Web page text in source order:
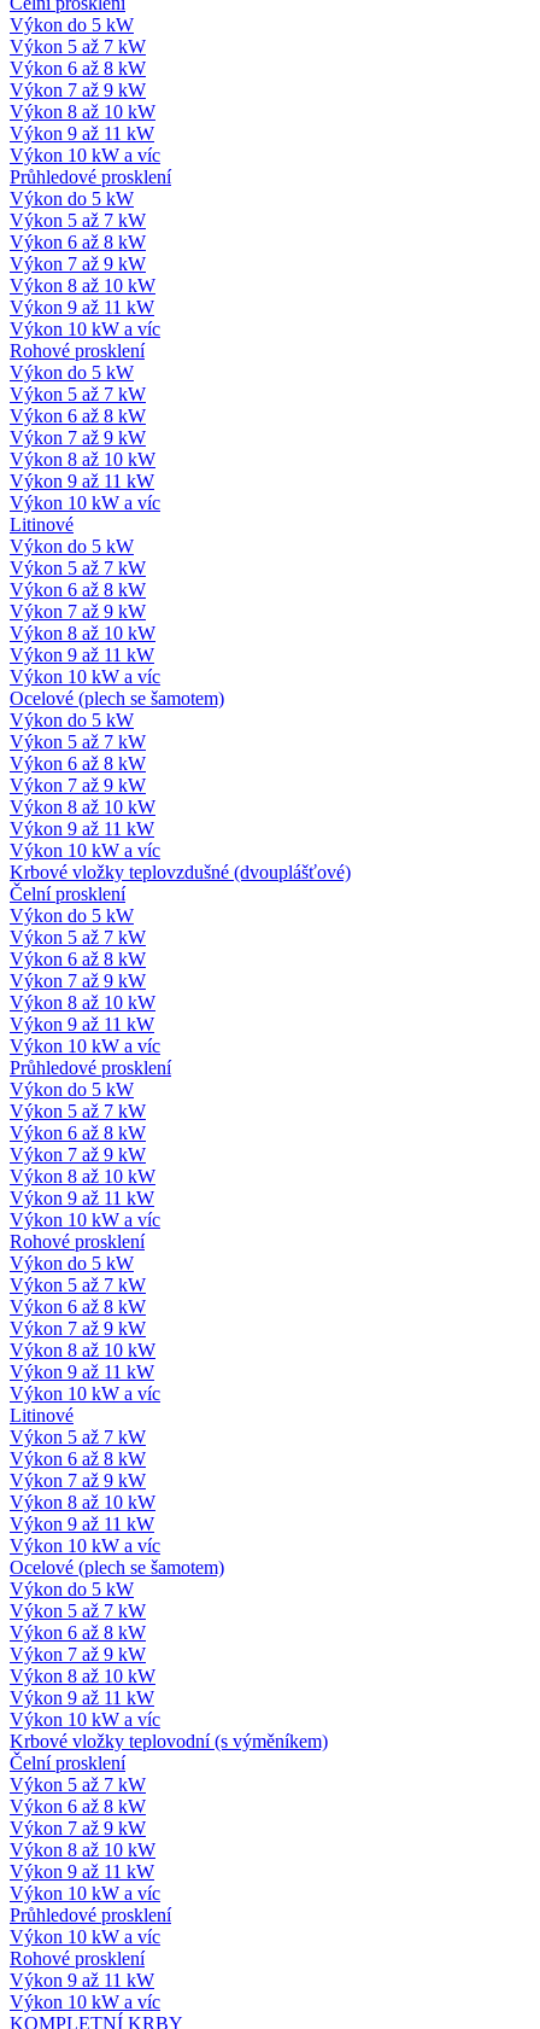
Výkon do 5 kW
Výkon 5 až 7 kW
Výkon 6 až 8 kW
Výkon 7 až 9 kW
Výkon 8 až 10 kW
Výkon 9 až 11 kW
Výkon 10 kW a víc
Průhledové prosklení
Výkon do 5 kW
Výkon 5 až 7 kW
Výkon 6 až 8 kW
Výkon 7 až 9 kW
Výkon 8 až 10 kW
Výkon 9 až 11 kW
Výkon 10 kW a víc
Rohové prosklení
Výkon do 5 kW
Výkon 5 až 7 kW
Výkon 6 až 8 kW
Výkon 7 až 9 kW
Výkon 8 až 10 kW
Výkon 9 až 11 kW
Výkon 10 kW a víc
Litinové
Výkon do 5 kW
Výkon 5 až 7 kW
Výkon 6 až 8 kW
Výkon 7 až 9 kW
Výkon 8 až 10 kW
Výkon 9 až 11 kW
Výkon 10 kW a víc
Ocelové (plech se šamotem)
Výkon do 5 kW
Výkon 5 až 7 kW
Výkon 6 až 8 kW
Výkon 7 až 9 kW
Výkon 8 až 10 kW
Výkon 9 až 11 kW
Výkon 10 kW a víc
Krbové vložky teplovzdušné (dvouplášťové)
Čelní prosklení
Výkon do 5 kW
Výkon 5 až 7 kW
Výkon 6 až 8 kW
Výkon 7 až 9 kW
Výkon 8 až 10 kW
Výkon 9 až 11 kW
Výkon 10 kW a víc
Průhledové prosklení
Výkon do 5 kW
Výkon 5 až 7 kW
Výkon 6 až 8 kW
Výkon 7 až 9 kW
Výkon 8 až 10 kW
Výkon 9 až 11 kW
Výkon 10 kW a víc
Rohové prosklení
Výkon do 5 kW
Výkon 5 až 7 kW
Výkon 6 až 8 kW
Výkon 7 až 9 kW
Výkon 8 až 10 kW
Výkon 9 až 11 kW
Výkon 10 kW a víc
Litinové
Výkon 5 až 7 kW
Výkon 6 až 8 kW
Výkon 7 až 9 kW
Výkon 8 až 10 kW
Výkon 9 až 11 kW
Výkon 10 kW a víc
Ocelové (plech se šamotem)
Výkon do 5 kW
Výkon 5 až 7 kW
Výkon 6 až 8 kW
Výkon 7 až 9 kW
Výkon 8 až 10 kW
Výkon 9 až 11 kW
Výkon 10 kW a víc
Krbové vložky teplovodní (s výměníkem)
Čelní prosklení
Výkon 5 až 7 kW
Výkon 6 až 8 kW
Výkon 7 až 9 kW
Výkon 8 až 10 kW
Výkon 9 až 11 kW
Výkon 10 kW a víc
Průhledové prosklení
Výkon 10 kW a víc
Rohové prosklení
Výkon 9 až 11 kW
Výkon 10 kW a víc
KOMPLETNÍ KRBY